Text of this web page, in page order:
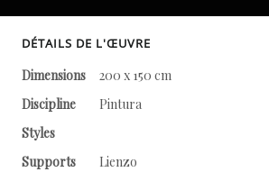
DÉTAILS DE L'ŒUVRE
Dimensions
200 x 150 cm
Discipline
Pintura
Styles
Supports
Lienzo